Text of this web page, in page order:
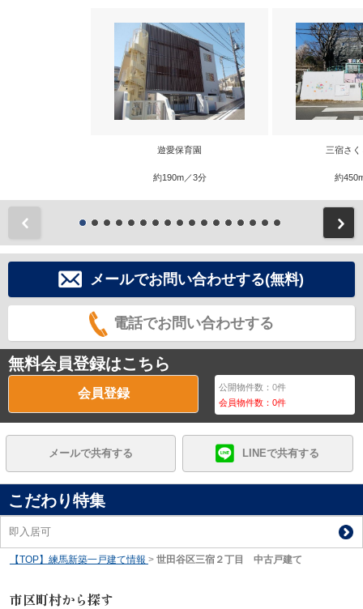
遊愛保育園
約190m／3分
三宿さ
約
メールでお問い合わせする(無料)
電話でお問い合わせする
無料会員登録はこちら
会員登録 公開物件数：0件
会員物件数：0件
メールで共有する LINEで共有する
こだわり特集
即入居可
【TOP】練馬新築一戸建て情報 > 世田谷区三宿２丁目 中古戸建て
市区町村から探す